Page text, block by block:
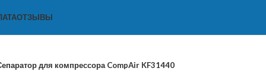
ОТЗЫВЫ
для компрессора CompAir KF31440